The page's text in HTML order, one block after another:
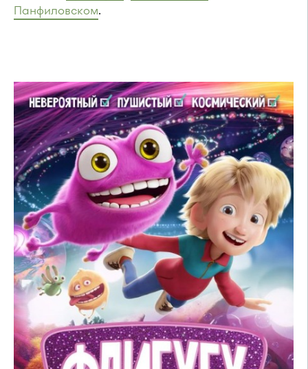
Панфиловском.